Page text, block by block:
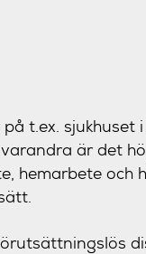
t.ex.
är det
hemarbete och